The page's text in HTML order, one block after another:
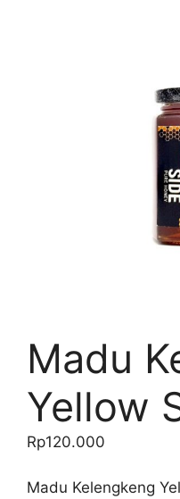
Madu
Yellow
Rp120.000
Madu Kelengkeng